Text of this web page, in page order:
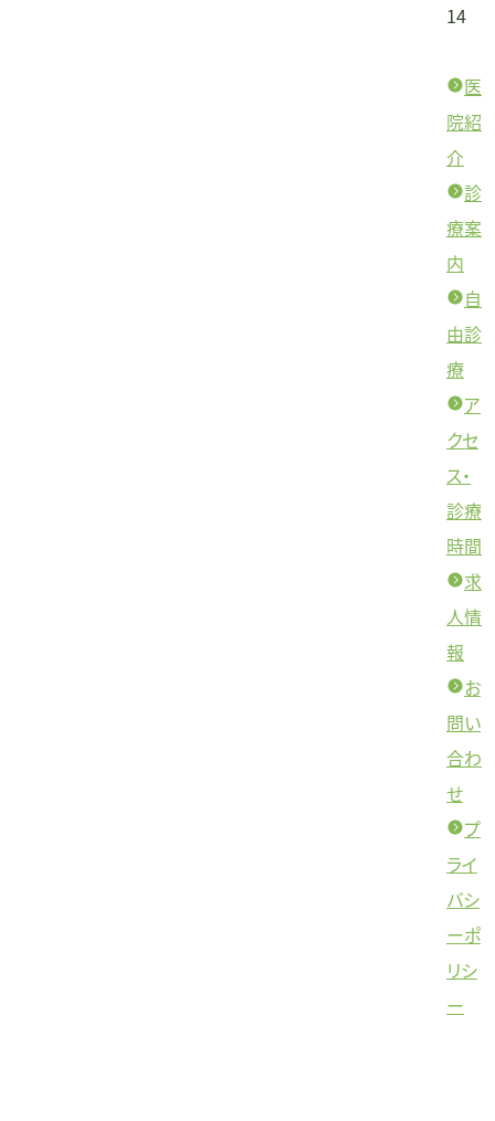
14
医
院紹
介
診
療案
内
自
由診
療
ア
クセ
ス・
診療
時間
求
人情
報
お
問い
合わ
せ
プ
ライ
バシ
ーポ
リシ
ー